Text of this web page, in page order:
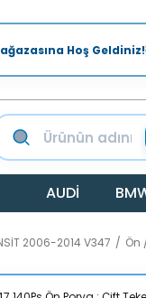
Hoş Geldiniz!
AUDİ
2006-2014 V347 Ön